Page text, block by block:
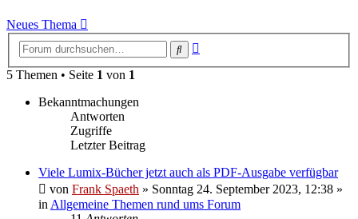
Neues Thema
Suche
5 Themen • Seite 1 von 1
Bekanntmachungen
Antworten
Zugriffe
Letzter Beitrag
Viele Lumix-Bücher jetzt auch als PDF-Ausgabe verfügbar
von Frank Spaeth » Sonntag 24. September 2023, 12:38 »
in Allgemeine Themen rund ums Forum